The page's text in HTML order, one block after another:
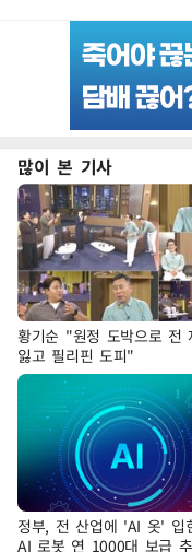
많이 본 기사
황기순 "원정 도박으로 전
잃고 필리핀 도피"
정부, 전 산업에 'AI 옷' 입
AI 로봇 연 1000대 보급